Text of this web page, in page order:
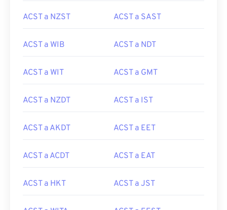
ACST a NZST ACST a SAST
ACST a WIB ACST a NDT
ACST a WIT ACST a GMT
ACST a NZDT ACST a IST
ACST a AKDT ACST a EET
ACST a ACDT ACST a EAT
ACST a HKT ACST a JST